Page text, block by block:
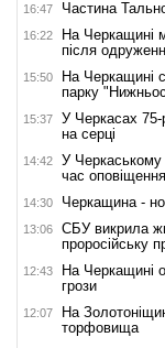
16:47 Частина
16:22
На Черкащині
після
15:50
На Черкащині
парку
15:37
У Черкасах 75-
на серці
14:42
У Черкаському
час оповіщення
14:30 Черкащина -
13:06
СБУ викрила
проросійську
12:43
На Черкащині
грози
12:07
На
торфовища